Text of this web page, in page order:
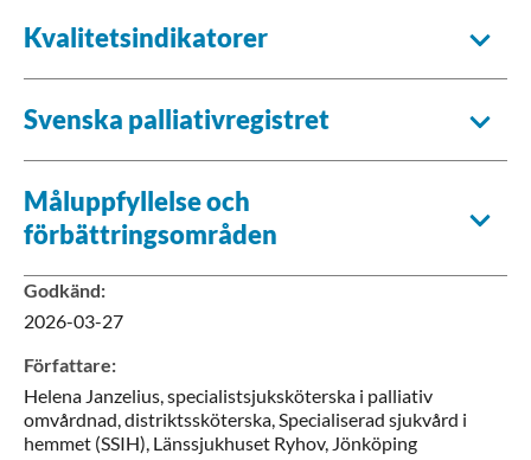
Kvalitetsindikatorer
Svenska palliativregistret
Måluppfyllelse och
förbättringsområden
Godkänd:
2026-03-27
Författare:
Helena Janzelius,specialistsjuksköterska i palliativ
omvårdnad, distriktssköterska,Specialiserad sjukvård i
hemmet (SSIH), Länssjukhuset Ryhov, Jönköping